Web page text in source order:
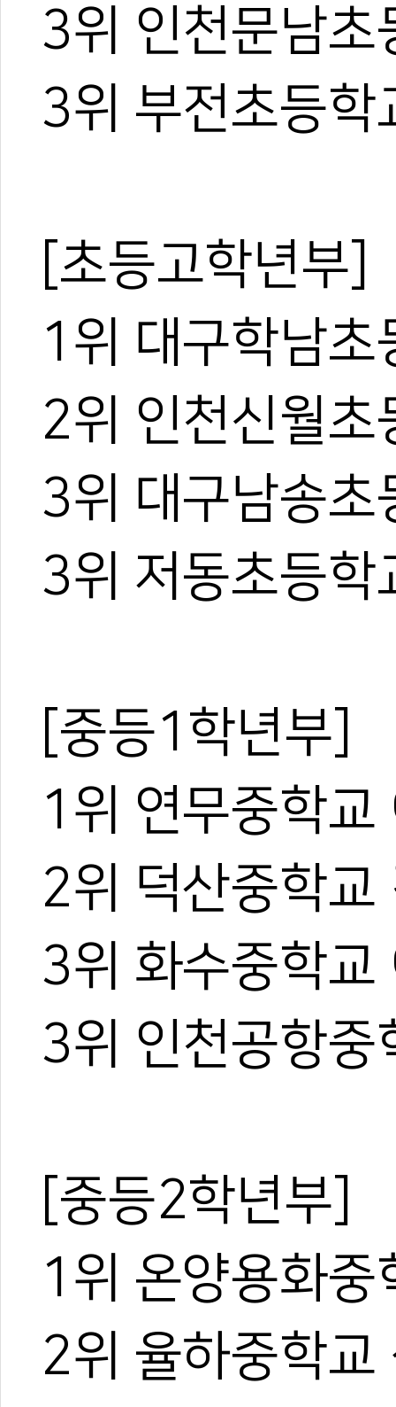
3위 인천문남초
3위 부전초등학
[초등고학년부]
1위 대구학남초
2위 인천신월초
3위 대구남송초
3위 저동초등학
[중등1학년부]
1위 연무중학교
2위 덕산중학교
3위 화수중학교
3위 인천공항중
[중등2학년부]
1위 온양용화중
2위 율하중학교